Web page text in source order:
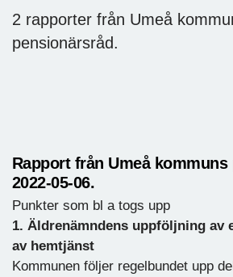
2 rapporter från Umeå
pensionärsråd.
Rapport från Umeå kommuns
2022-05-06.
Punkter som bl a togs upp
1. Äldrenämndens uppföljning av
av hemtjänst
Kommunen följer regelbundet upp